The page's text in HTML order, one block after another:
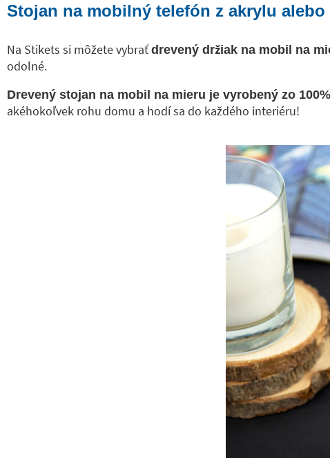
Stojan na mobilný telefón z akrylu alebo
Na Stikets si môžete vybrať drevený držiak na mobil na
odolné.
Drevený stojan na mobil na mieru je vyrobený zo
akéhokoľvek rohu domu a hodí sa do každého interiéru!